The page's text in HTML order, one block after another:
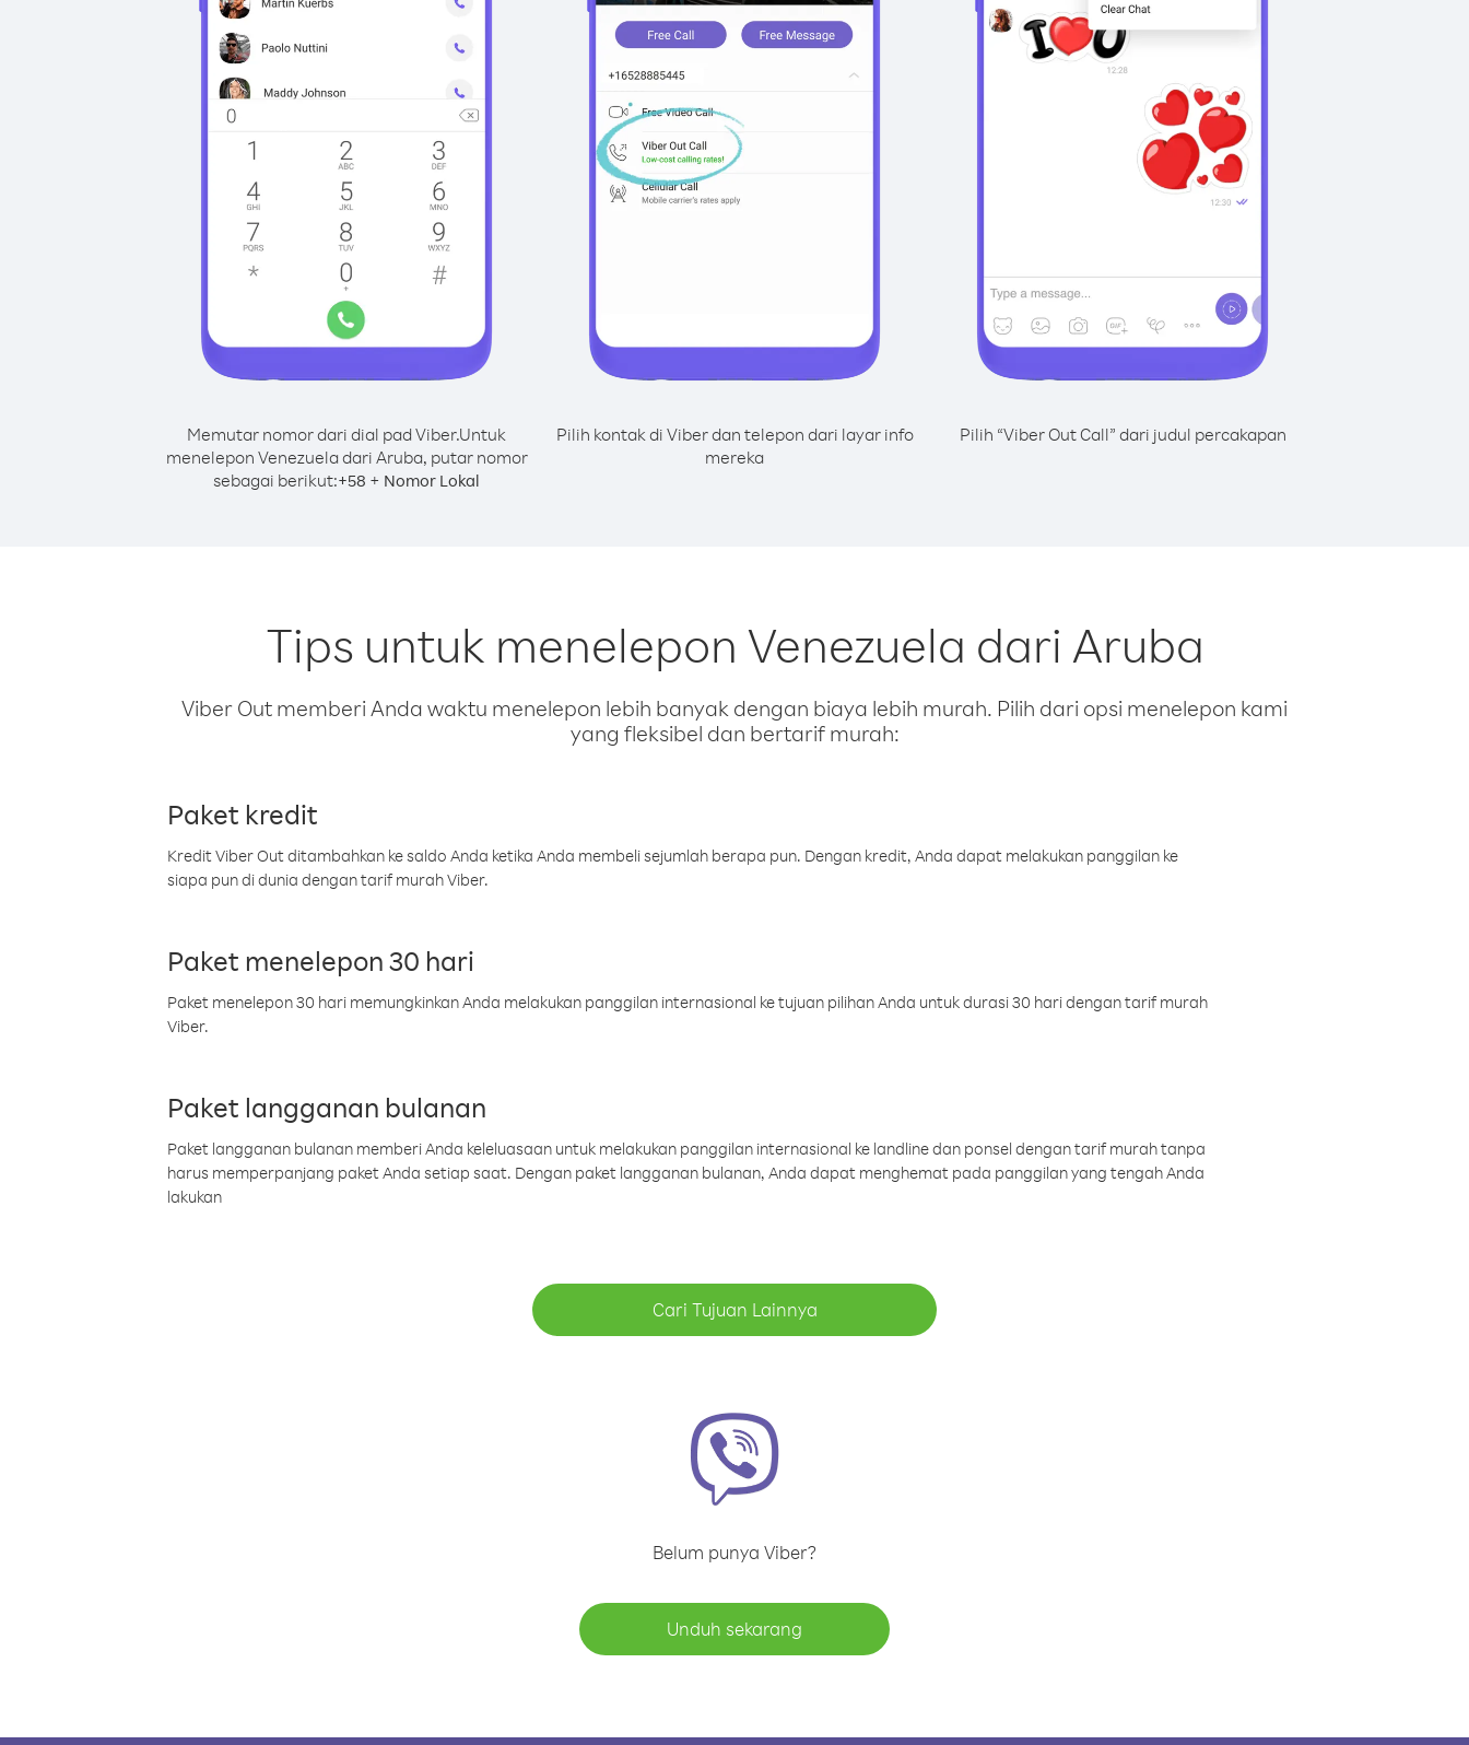
Memutar nomor dari dial pad Viber.Untuk
menelepon Venezuela dari Aruba, putar nomor
sebagai berikut:+58 + Nomor Lokal
Pilih kontak di Viber dan telepon dari layar info
mereka
Pilih “Viber Out Call” dari judul percakapan
Tips untuk menelepon Venezuela dari Aruba
Viber Out memberi Anda waktu menelepon lebih banyak dengan biaya lebih murah. Pilih dari opsi menelepon kami
yang fleksibel dan bertarif murah:
Paket kredit
Kredit Viber Out ditambahkan ke saldo Anda ketika Anda membeli sejumlah berapa pun. Dengan kredit, Anda dapat melakukan panggilan ke
siapa pun di dunia dengan tarif murah Viber.
Paket menelepon 30 hari
Paket menelepon 30 hari memungkinkan Anda melakukan panggilan internasional ke tujuan pilihan Anda untuk durasi 30 hari dengan tarif murah
Viber.
Paket langganan bulanan
Paket langganan bulanan memberi Anda keleluasaan untuk melakukan panggilan internasional ke landline dan ponsel dengan tarif murah tanpa
harus memperpanjang paket Anda setiap saat. Dengan paket langganan bulanan, Anda dapat menghemat pada panggilan yang tengah Anda
lakukan
Cari Tujuan Lainnya
Belum punya Viber?
Unduh sekarang